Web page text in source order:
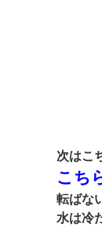
次はこ
こち
転ばな
水は冷